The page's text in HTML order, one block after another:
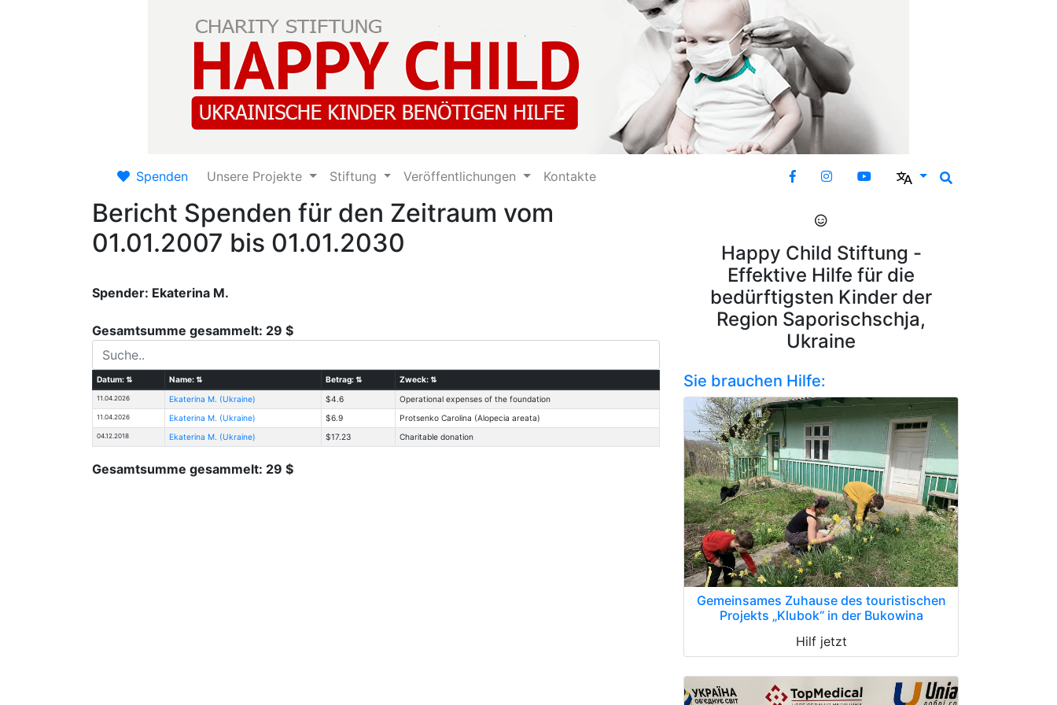
Spenden Unsere Projekte Stiftung Veröffentlichungen Kontakte
Bericht Spenden für den Zeitraum vom
01.01.2007 bis 01.01.2030
Spender: Ekaterina M.
Gesamtsumme gesammelt: 29 $
Datum:⇅ Name:⇅ Betrag:⇅ Zweck:⇅
11.04.2026 Ekaterina M. (Ukraine) $4.6 Operational expenses of the foundation
11.04.2026 Ekaterina M. (Ukraine) $6.9 Protsenko Carolina (Alopecia areata)
04.12.2018 Ekaterina M. (Ukraine) $17.23 Charitable donation
Gesamtsumme gesammelt: 29 $
Happy Child Stiftung -
Effektive Hilfe für die
bedürftigsten Kinder der
Region Saporischschja,
Ukraine
Sie brauchen Hilfe:
Gemeinsames Zuhause des touristischen
Projekts „Klubok“ in der Bukowina
Hilf jetzt